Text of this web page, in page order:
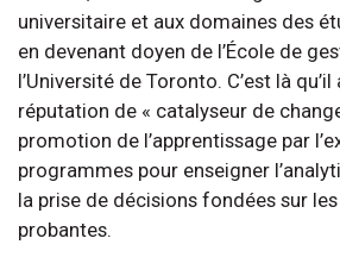
universitaire et aux domaines des
en devenant doyen de l’École de
l’Université de Toronto. C’est là
réputation de « catalyseur de
promotion de l’apprentissage par
programmes pour enseigner
la prise de décisions fondées sur
probantes.